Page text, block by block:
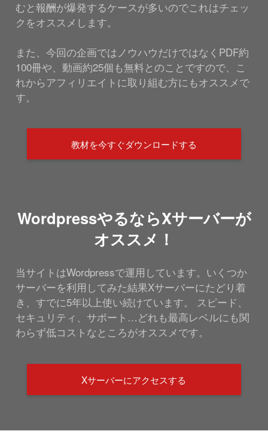
むと報酬が爆発するケースが多いのでこれはチェッ
クをオススメします。
また、今回の企画ではノウハウだけではなくPDF約
100冊や、動画約25個も無料とのことですので、こ
れからアフィリエイトに取り組む方にもオススメで
す。
教材を今すぐダウンロードする
WordpressやるならXサーバーが
オススメ！
当サイトはWordpressで運用しています。いくつか
サーバーを利用してみた結果Xサーバーにたどり着
き、すでに5年以上使い続けています。 スピード、
セキュリティ、サポート…どれも最高レベルにも関
わらず低コストなところがオススメです。
Xサーバーにアクセスする